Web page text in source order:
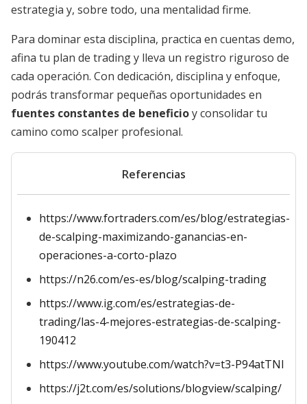
estrategia y, sobre todo, una mentalidad firme.
Para dominar esta disciplina, practica en cuentas demo,
afina tu plan de trading y lleva un registro riguroso de
cada operación. Con dedicación, disciplina y enfoque,
podrás transformar pequeñas oportunidades en
fuentes constantes de beneficioy consolidar tu
camino como scalper profesional.
Referencias
https://www.fortraders.com/es/blog/estrategias-
de-scalping-maximizando-ganancias-en-
operaciones-a-corto-plazo
https://n26.com/es-es/blog/scalping-trading
https://www.ig.com/es/estrategias-de-
trading/las-4-mejores-estrategias-de-scalping-
190412
https://www.youtube.com/watch?v=t3-P94atTNI
https://j2t.com/es/solutions/blogview/scalping/